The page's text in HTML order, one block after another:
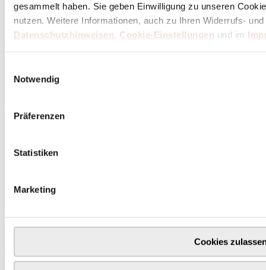
gesammelt haben. Sie geben Einwilligung zu unseren
nutzen. Weitere Informationen, auch zu Ihren Widerrufs-
Datenschutzhinweisen, Cookie-Einstellungen und im
Notwendig
Präferenzen
Statistiken
Marketing
Cookies